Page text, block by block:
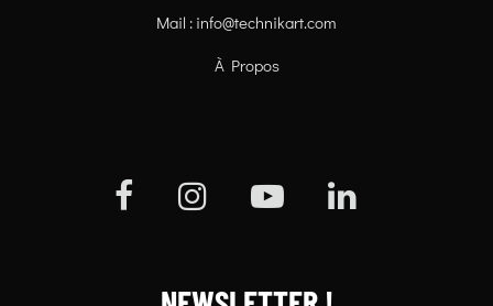
Mail : info@technikart.com
À Propos